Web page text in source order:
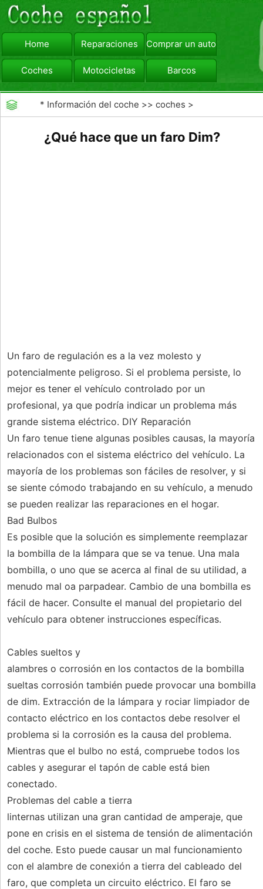
Home Reparaciones Comprar un automóvil
Coches Motocicletas Barcos
viajar Camiones
* Información del coche >>coches >
¿Qué hace que un faro Dim?
Un faro de regulación es a la vez molesto y
potencialmente peligroso. Si el problema persiste, lo
mejor es tener el vehículo controlado por un
profesional, ya que podría indicar un problema más
grande sistema eléctrico. DIY Reparación
Un faro tenue tiene algunas posibles causas, la mayoría
relacionados con el sistema eléctrico del vehículo. La
mayoría de los problemas son fáciles de resolver, y si
se siente cómodo trabajando en su vehículo, a menudo
se pueden realizar las reparaciones en el hogar.
Bad Bulbos
Es posible que la solución es simplemente reemplazar
la bombilla de la lámpara que se va tenue. Una mala
bombilla, o uno que se acerca al final de su utilidad, a
menudo mal oa parpadear. Cambio de una bombilla es
fácil de hacer. Consulte el manual del propietario del
vehículo para obtener instrucciones específicas.
Cables sueltos y
alambres o corrosión en los contactos de la bombilla
sueltas corrosión también puede provocar una bombilla
de dim. Extracción de la lámpara y rociar limpiador de
contacto eléctrico en los contactos debe resolver el
problema si la corrosión es la causa del problema.
Mientras que el bulbo no está, compruebe todos los
cables y asegurar el tapón de cable está bien
conectado.
Problemas del cable a tierra
linternas utilizan una gran cantidad de amperaje, que
pone en crisis en el sistema de tensión de alimentación
del coche. Esto puede causar un mal funcionamiento
con el alambre de conexión a tierra del cableado del
faro, que completa un circuito eléctrico. El faro se